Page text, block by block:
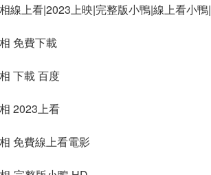
線上看|2023上映|完整版小鴨|線上看小鴨|
免費下載
下載 百度
2023上看
免費線上看電影